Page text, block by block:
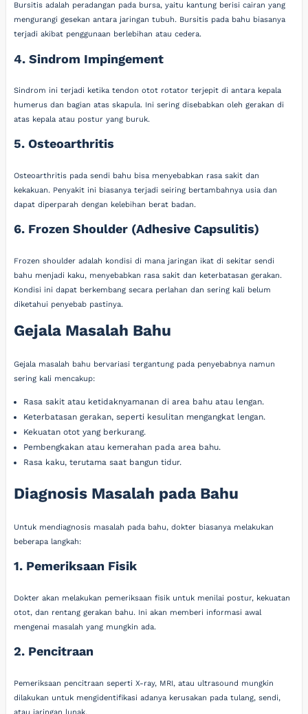
Bursitis adalah peradangan pada bursa, yaitu kantung berisi cairan yang
mengurangi gesekan antara jaringan tubuh. Bursitis pada bahu biasanya
terjadi akibat penggunaan berlebihan atau cedera.
4. Sindrom Impingement
Sindrom ini terjadi ketika tendon otot rotator terjepit di antara kepala
humerus dan bagian atas skapula. Ini sering disebabkan oleh gerakan di
atas kepala atau postur yang buruk.
5. Osteoarthritis
Osteoarthritis pada sendi bahu bisa menyebabkan rasa sakit dan
kekakuan. Penyakit ini biasanya terjadi seiring bertambahnya usia dan
dapat diperparah dengan kelebihan berat badan.
6. Frozen Shoulder (Adhesive Capsulitis)
Frozen shoulder adalah kondisi di mana jaringan ikat di sekitar sendi
bahu menjadi kaku, menyebabkan rasa sakit dan keterbatasan gerakan.
Kondisi ini dapat berkembang secara perlahan dan sering kali belum
diketahui penyebab pastinya.
Gejala Masalah Bahu
Gejala masalah bahu bervariasi tergantung pada penyebabnya namun
sering kali mencakup:
Rasa sakit atau ketidaknyamanan di area bahu atau lengan.
Keterbatasan gerakan, seperti kesulitan mengangkat lengan.
Kekuatan otot yang berkurang.
Pembengkakan atau kemerahan pada area bahu.
Rasa kaku, terutama saat bangun tidur.
Diagnosis Masalah pada Bahu
Untuk mendiagnosis masalah pada bahu, dokter biasanya melakukan
beberapa langkah:
1. Pemeriksaan Fisik
Dokter akan melakukan pemeriksaan fisik untuk menilai postur, kekuatan
otot, dan rentang gerakan bahu. Ini akan memberi informasi awal
mengenai masalah yang mungkin ada.
2. Pencitraan
Pemeriksaan pencitraan seperti X-ray, MRI, atau ultrasound mungkin
dilakukan untuk mengidentifikasi adanya kerusakan pada tulang, sendi,
atau jaringan lunak.